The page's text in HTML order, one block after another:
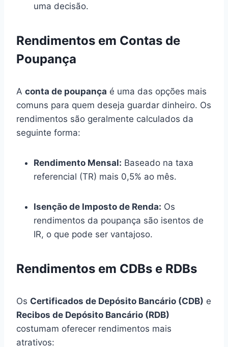
uma decisão.
Rendimentos em Contas de
Poupança
A conta de poupança é uma das opções mais
comuns para quem deseja guardar dinheiro. Os
rendimentos são geralmente calculados da
seguinte forma:
Rendimento Mensal: Baseado na taxa
referencial (TR) mais 0,5% ao mês.
Isenção de Imposto de Renda: Os
rendimentos da poupança são isentos de
IR, o que pode ser vantajoso.
Rendimentos em CDBs e RDBs
Os Certificados de Depósito Bancário (CDB) e
Recibos de Depósito Bancário (RDB)
costumam oferecer rendimentos mais
atrativos: